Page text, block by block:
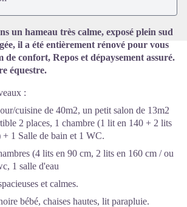
un hameau très calme, exposé plein sud
il a été entièrement rénové pour vous
confort, Repos et dépaysement assuré.
équestre.
:
cuisine de 40m2, un petit salon de 13m2
2 places, 1 chambre (1 lit en 140 + 2 lits
+ 1 Salle de bain et 1 WC.
(4 lits en 90 cm, 2 lits en 160 cm / ou
1 salle d'eau
et calmes.
bébé, chaises hautes, lit parapluie.